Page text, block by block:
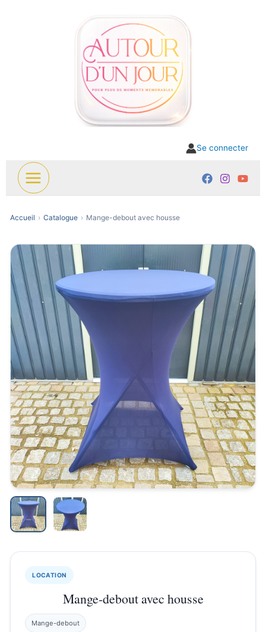
Se connecter
Accueil Catalogue Mange-debout avec housse
LOCATION
Mange-debout avec housse
Mange-debout